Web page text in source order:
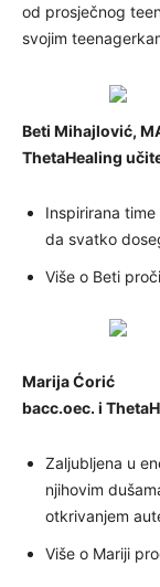
od prosječnog
svojim
Beti Mihajlović,
ThetaHealing
Inspirirana
da svatko
Više o Beti
Marija Ćorić
bacc.oec. i
Zaljubljena u
njihovim
otkrivanjem
Više o Mariji